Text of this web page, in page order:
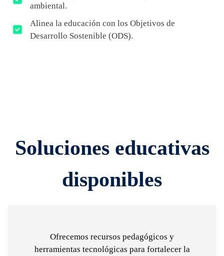
ambiental.
Alinea la educación con los Objetivos de
Desarrollo Sostenible (ODS).
Soluciones educativas
disponibles
Ofrecemos recursos pedagógicos y
herramientas tecnológicas para fortalecer la